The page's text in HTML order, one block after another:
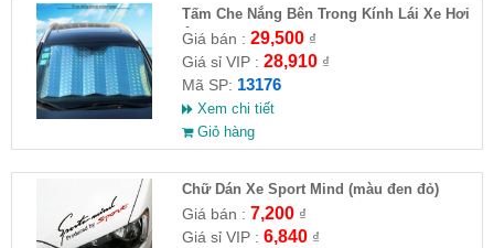
Tấm Che Nắng Bên Trong Kính Lái Xe Hơi
Ô Tô Có Phản Quang
Giá bán : 29,500₫
Giá sỉ VIP : 28,910₫
Mã SP: 13176
Xem chi tiết
Giỏ hàng
Chữ Dán Xe Sport Mind (màu đen đỏ)
Giá bán : 7,200₫
Giá sỉ VIP : 6,840₫